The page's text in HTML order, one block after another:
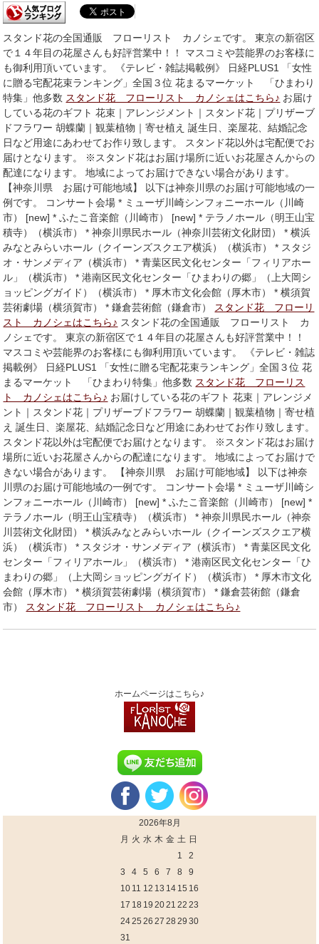
スタンド花の全国通販 フローリスト カノシェです。 東京の新宿区
で１４年目の花屋さんも好評営業中！！ マスコミや芸能界のお客様に
も御利用頂いています。 《テレビ・雑誌掲載例》 日経PLUS1 「女性
に贈る宅配花束ランキング」全国３位 花まるマーケット 「ひまわり
特集」他多数 スタンド花 フローリスト カノシェはこちら♪ お届け
している花のギフト 花束｜アレンジメント｜スタンド花｜プリザーブ
ドフラワー 胡蝶蘭｜観葉植物｜寄せ植え 誕生日、楽屋花、結婚記念
日など用途にあわせてお作り致します。 スタンド花以外は宅配便でお
届けとなります。 ※スタンド花はお届け場所に近いお花屋さんからの
配達になります。 地域によってお届けできない場合があります。
【神奈川県 お届け可能地域】 以下は神奈川県のお届け可能地域の一
例です。 コンサート会場 * ミューザ川崎シンフォニーホール（川崎
市） [new] * ふたこ音楽館（川崎市） [new] * テラノホール（明王山宝
積寺）（横浜市） * 神奈川県民ホール（神奈川芸術文化財団） * 横浜
みなとみらいホール（クイーンズスクエア横浜）（横浜市） * スタジ
オ・サンメディア（横浜市） * 青葉区民文化センター「フィリアホー
ル」（横浜市） * 港南区民文化センター「ひまわりの郷」（上大岡シ
ョッピングガイド）（横浜市） * 厚木市文化会館（厚木市） * 横須賀
芸術劇場（横須賀市） * 鎌倉芸術館（鎌倉市） スタンド花 フローリ
スト カノシェはこちら♪ スタンド花の全国通販 フローリスト カ
ノシェです。 東京の新宿区で１４年目の花屋さんも好評営業中！！
マスコミや芸能界のお客様にも御利用頂いています。 《テレビ・雑誌
掲載例》 日経PLUS1 「女性に贈る宅配花束ランキング」全国３位 花
まるマーケット 「ひまわり特集」他多数 スタンド花 フローリス
ト カノシェはこちら♪ お届けしている花のギフト 花束｜アレンジメ
ント｜スタンド花｜プリザーブドフラワー 胡蝶蘭｜観葉植物｜寄せ植
え 誕生日、楽屋花、結婚記念日など用途にあわせてお作り致します。
スタンド花以外は宅配便でお届けとなります。 ※スタンド花はお届け
場所に近いお花屋さんからの配達になります。 地域によってお届けで
きない場合があります。 【神奈川県 お届け可能地域】 以下は神奈
川県のお届け可能地域の一例です。 コンサート会場 * ミューザ川崎シ
ンフォニーホール（川崎市） [new] * ふたこ音楽館（川崎市） [new] *
テラノホール（明王山宝積寺）（横浜市） * 神奈川県民ホール（神奈
川芸術文化財団） * 横浜みなとみらいホール（クイーンズスクエア横
浜）（横浜市） * スタジオ・サンメディア（横浜市） * 青葉区民文化
センター「フィリアホール」（横浜市） * 港南区民文化センター「ひ
まわりの郷」（上大岡ショッピングガイド）（横浜市） * 厚木市文化
会館（厚木市） * 横須賀芸術劇場（横須賀市） * 鎌倉芸術館（鎌倉
市） スタンド花 フローリスト カノシェはこちら♪
ホームページはこちら♪
2026年8月
月 火 水 木 金 土 日
1
2
3
4 5 6 7 8
9
10 11 12 13 14 15 16
17 18 19 2021 22 23
2425 26 27 28 29 30
31